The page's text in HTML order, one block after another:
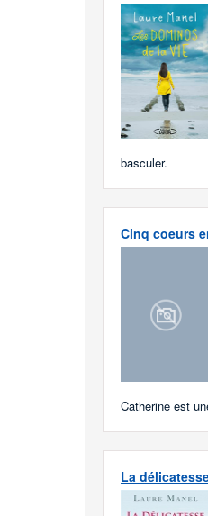
basculer.
Cinq coeurs
Catherine est
La